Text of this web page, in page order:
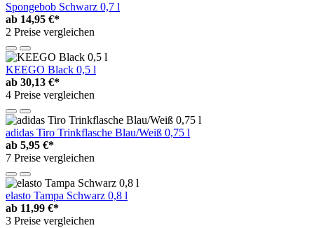
Spongebob Schwarz 0,7 l
ab 14,95 €*
2 Preise vergleichen
KEEGO Black 0,5 l
ab 30,13 €*
4 Preise vergleichen
adidas Tiro Trinkflasche Blau/Weiß 0,75 l
ab 5,95 €*
7 Preise vergleichen
elasto Tampa Schwarz 0,8 l
ab 11,99 €*
3 Preise vergleichen